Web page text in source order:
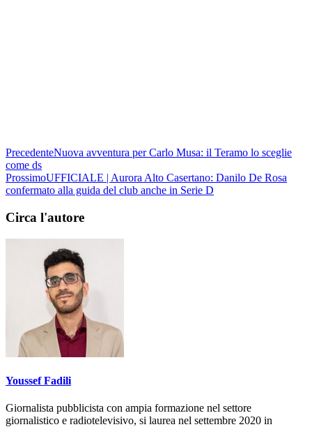
PrecedenteNuova avventura per Carlo Musa: il Teramo lo sceglie
come ds
ProssimoUFFICIALE | Aurora Alto Casertano: Danilo De Rosa
confermato alla guida del club anche in Serie D
Circa l'autore
Youssef Fadili
Giornalista pubblicista con ampia formazione nel settore
giornalistico e radiotelevisivo, si laurea nel settembre 2020 in